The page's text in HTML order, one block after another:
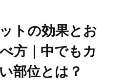
トの効果とお
方｜中でもカ
部位とは？